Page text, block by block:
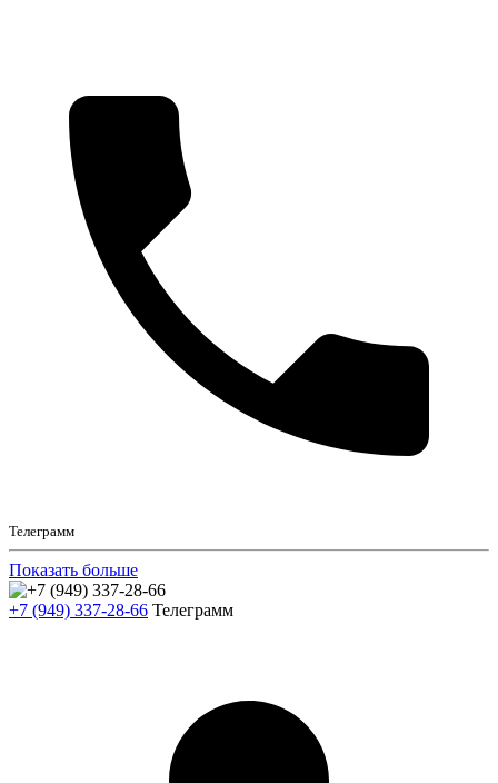
Телеграмм
Показать больше
+7 (949) 337-28-66 Телеграмм